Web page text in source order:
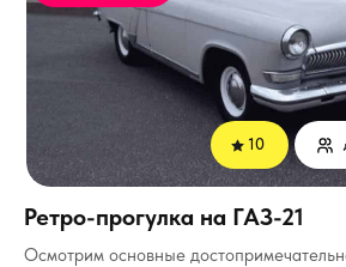
Осмотрим основные
Ретро-прогулка на ГАЗ-21
10